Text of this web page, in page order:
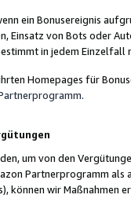
ein Bonusereignis
Einsatz von Bots oder
in jedem Einzelfall
Homepages für
.
um von den
Partnerprogramm
können wir Maßnahmen